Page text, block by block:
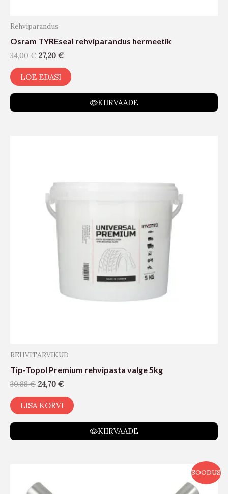
Rehviparandus
Osram TYREseal rehviparandus hermeetik
34,00€ 27,20 €
LOE EDASI
KIIRVAADE
REHVITARVIKUD
Tip-Topol Premium rehvipasta valge 5kg
30,88€ 24,70 €
LISA KORVI
KIIRVAADE
SOODUS